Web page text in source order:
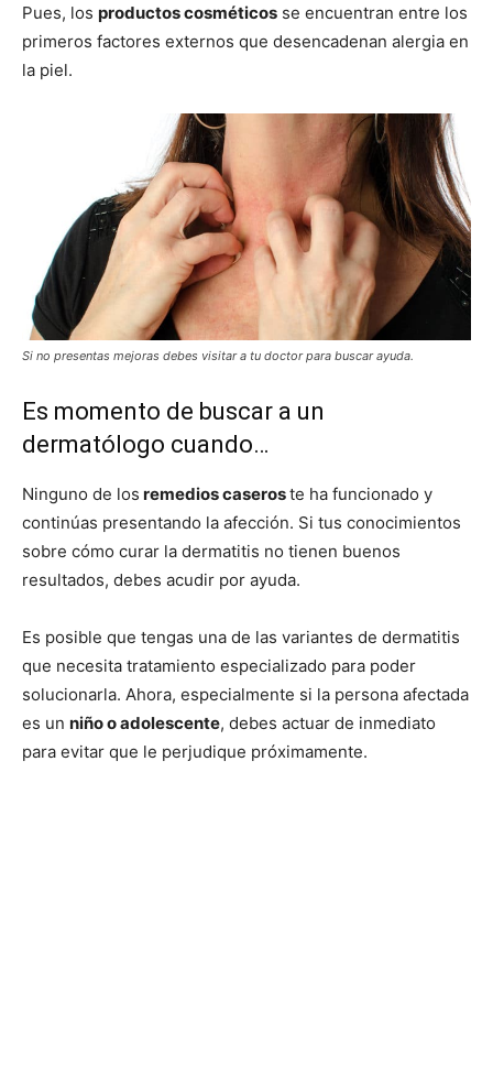
Pues, los productos cosméticos se encuentran entre los
primeros factores externos que desencadenan alergia en
la piel.
Si no presentas mejoras debes visitar a tu doctor para buscar ayuda.
Es momento de buscar a un
dermatólogo cuando…
Ninguno de los remedios caseroste ha funcionado y
continúas presentando la afección. Si tus conocimientos
sobre cómo curar la dermatitis no tienen buenos
resultados, debes acudir por ayuda.
Es posible que tengas una de las variantes de dermatitis
que necesita tratamiento especializado para poder
solucionarla. Ahora, especialmente si la persona afectada
es un niño o adolescente, debes actuar de inmediato
para evitar que le perjudique próximamente.